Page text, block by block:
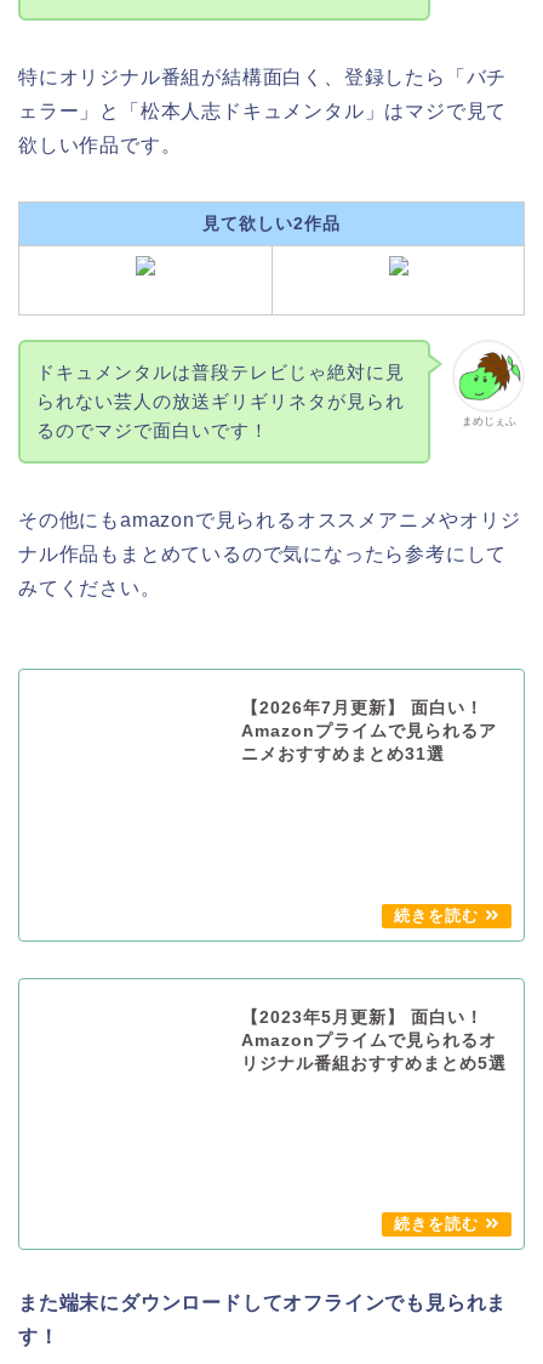
特にオリジナル番組が結構面白く、登録したら「バチ
ェラー」と「松本人志ドキュメンタル」はマジで見て
欲しい作品です。
見て欲しい2作品
まめじぇふ
ドキュメンタルは普段テレビじゃ絶対に見
られない芸人の放送ギリギリネタが見られ
るのでマジで面白いです！
その他にもamazonで見られるオススメアニメやオリジ
ナル作品もまとめているので気になったら参考にして
みてください。
【2026年7月更新】 面白い！
Amazonプライムで見られるア
ニメおすすめまとめ31選
【2023年5月更新】 面白い！
Amazonプライムで見られるオ
リジナル番組おすすめまとめ5選
また端末にダウンロードしてオフラインでも見られま
す！